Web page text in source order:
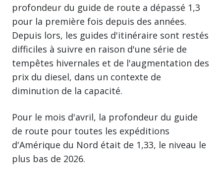
profondeur du guide de route a dépassé 1,3
pour la première fois depuis des années.
Depuis lors, les guides d'itinéraire sont restés
difficiles à suivre en raison d'une série de
tempêtes hivernales et de l'augmentation des
prix du diesel, dans un contexte de
diminution de la capacité.
Pour le mois d'avril, la profondeur du guide
de route pour toutes les expéditions
d'Amérique du Nord était de 1,33, le niveau le
plus bas de 2026.